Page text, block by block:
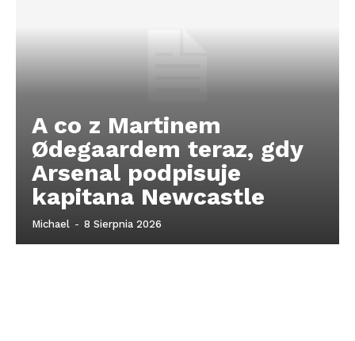
A co z Martinem
Ødegaardem teraz, gdy
Arsenal podpisuje
kapitana Newcastle
Michael - 8 Sierpnia 2026